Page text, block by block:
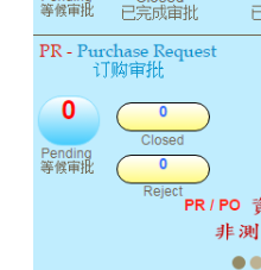
FileMaker 遠端免費諮詢與解決
硬體 x 軟體 x 教學 x 遠端維護
購買遠端維護(年)
購買 SSL 加密服務
為弱勢相關團體免費開發 APP